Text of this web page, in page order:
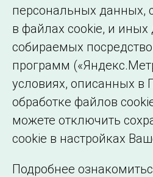
персональных данных,
в файлах cookie, и иных
собираемых
программ
условиях, описанных в
обработке файлов
можете отключить
cookie в настройках
Подробнее